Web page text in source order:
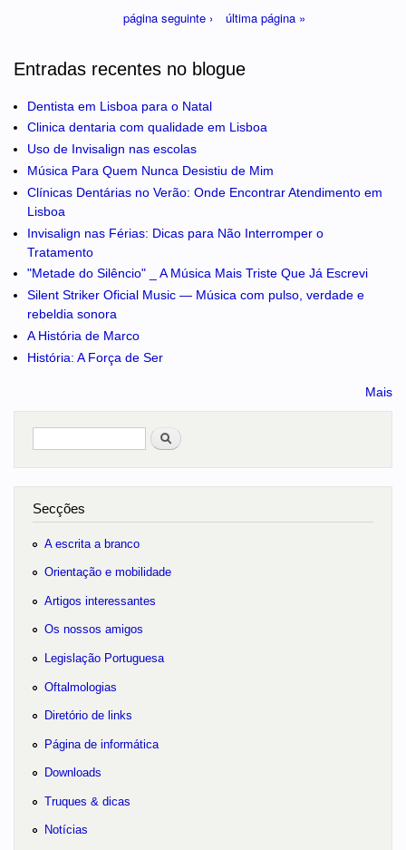
página seguinte › última página »
Entradas recentes no blogue
Dentista em Lisboa para o Natal
Clinica dentaria com qualidade em Lisboa
Uso de Invisalign nas escolas
Música Para Quem Nunca Desistiu de Mim
Clínicas Dentárias no Verão: Onde Encontrar Atendimento em
Lisboa
Invisalign nas Férias: Dicas para Não Interromper o
Tratamento
"Metade do Silêncio" _ A Música Mais Triste Que Já Escrevi
Silent Striker Oficial Music — Música com pulso, verdade e
rebeldia sonora
A História de Marco
História: A Força de Ser
Mais
Pesquisar
no portal
Secções
A escrita a branco
Orientação e mobilidade
Artigos interessantes
Os nossos amigos
Legislação Portuguesa
Oftalmologias
Diretório de links
Página de informática
Downloads
Truques & dicas
Notícias